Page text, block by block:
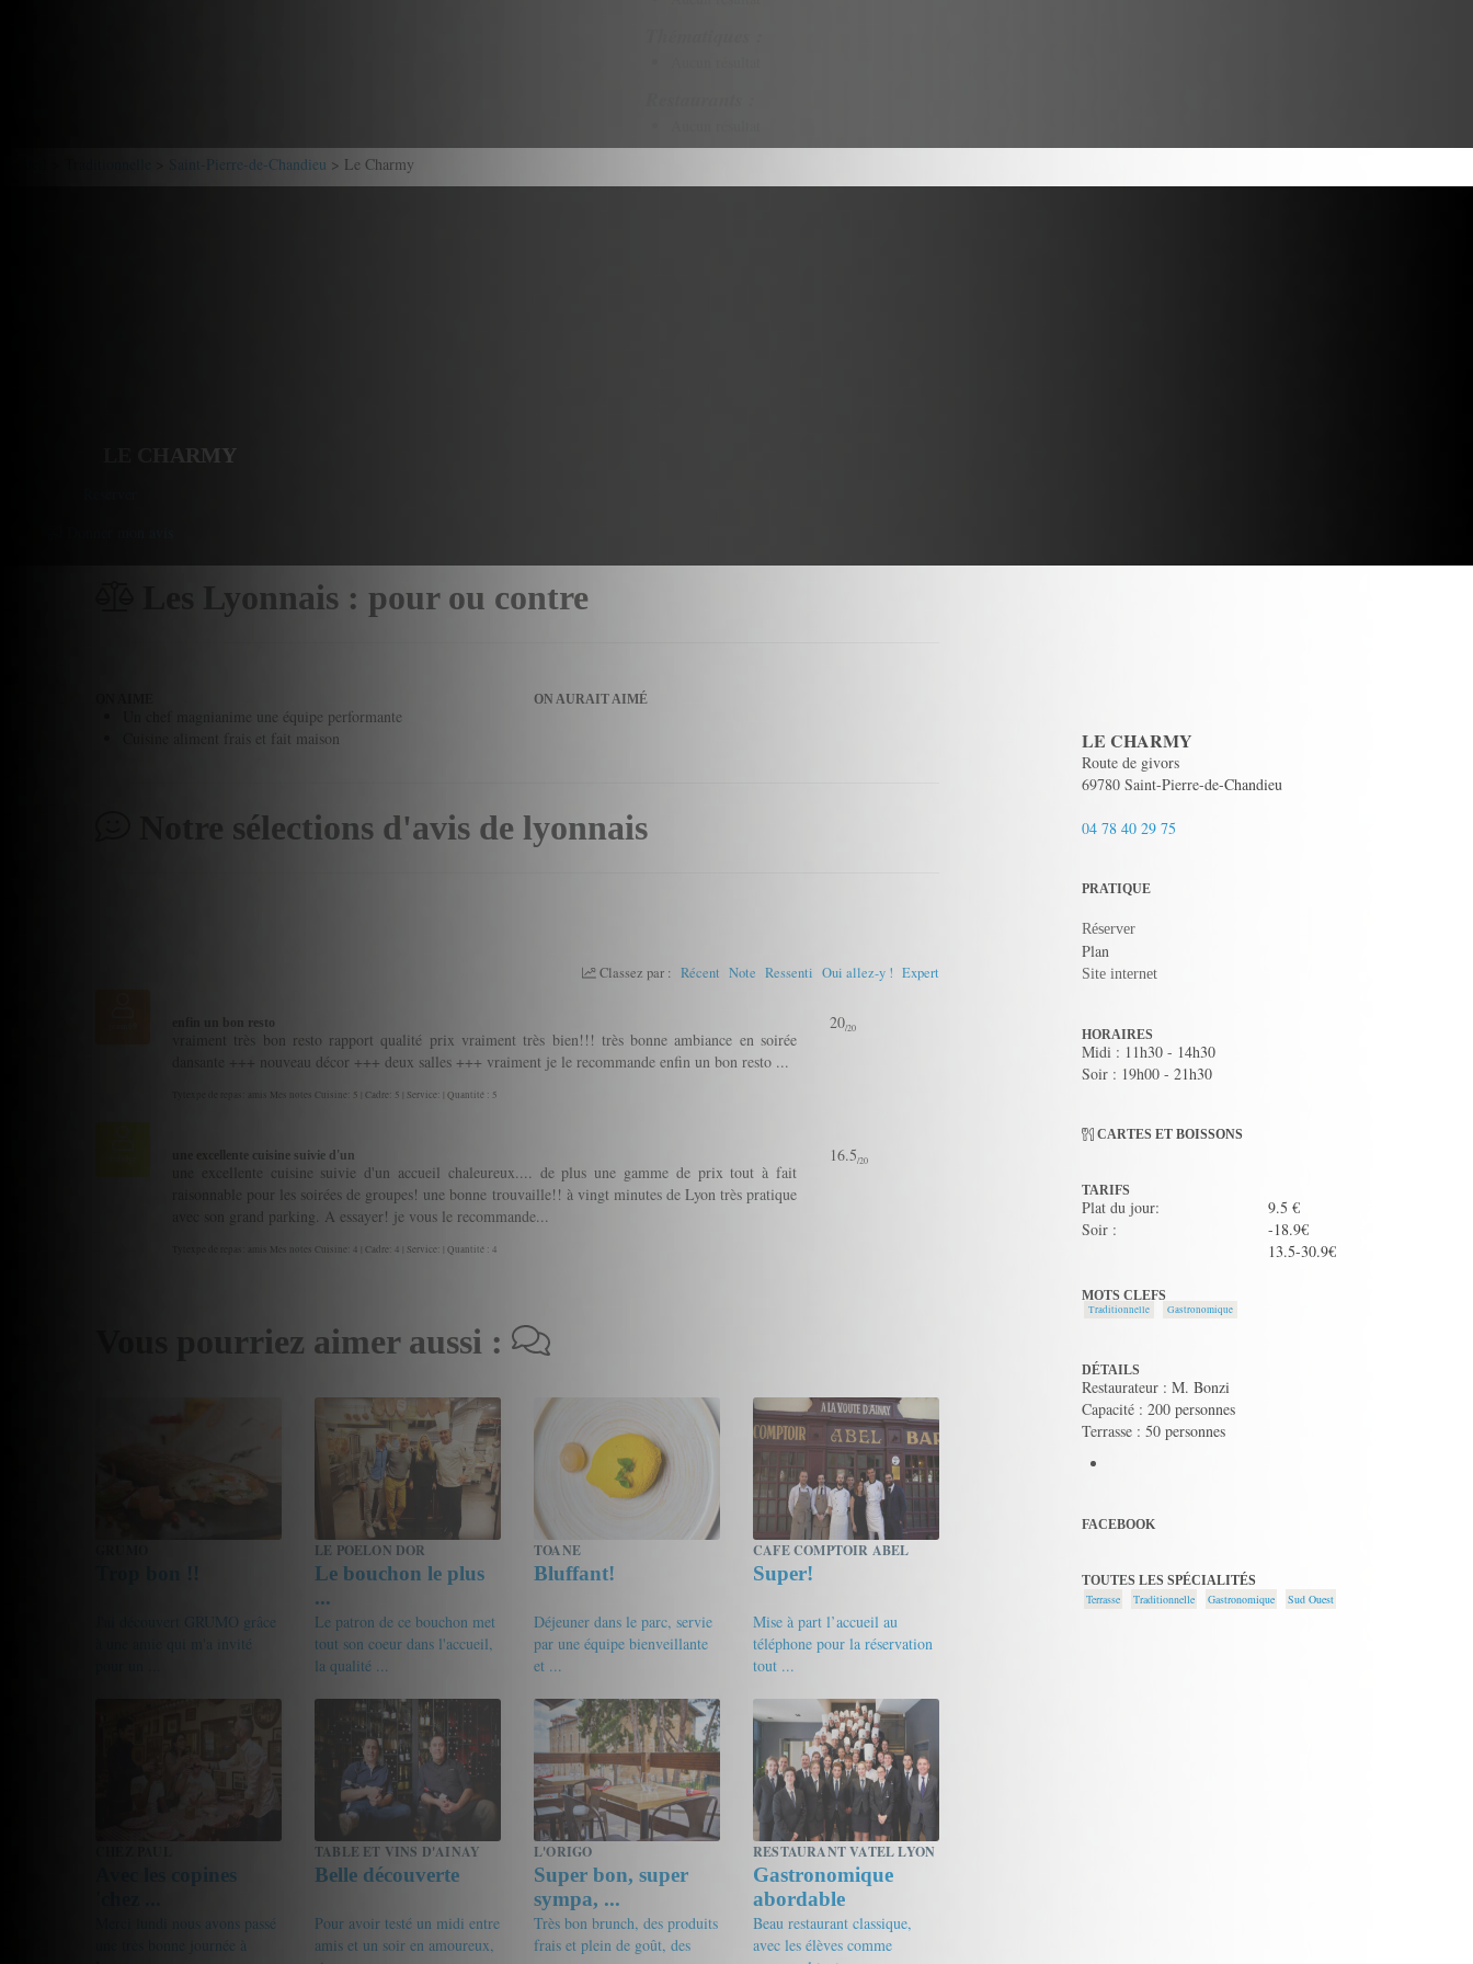
Saint-Pierre-de-Chandieu > Le Charmy
LE CHARMY
Les Lyonnais : pour ou contre
Un chef magnianime une équipe performante
Cuisine aliment frais et fait maison
ON AURAIT AIMÉ
Notre sélections d'avis de lyonnais
Classez par : Récent Note Ressenti Oui allez-y ! Expert
enfin un bon resto
vraiment très bon resto rapport qualité prix vraiment très bien!!! très bonne ambiance en soirée
dansante +++ nouveau décor +++ deux salles +++ vraiment je le recommande enfin un bon resto ...
Tytexpe de repas: amis Mes notes Cuisine: 5 | Cadre: 5 | Service: | Quantité : 5
20/20
une excellente cuisine suivie d'un
une excellente cuisine suivie d'un accueil chaleureux.... de plus une gamme de prix tout à fait
raisonnable pour les soirées de groupes! une bonne trouvaille!! à vingt minutes de Lyon très pratique
avec son grand parking. A essayer! je vous le recommande...
Tytexpe de repas: amis Mes notes Cuisine: 4 | Cadre: 4 | Service: | Quantité : 4
16.5/20
Vous pourriez aimer aussi :
Trop bon !!
J'ai découvert GRUMO grâce
à une amie qui m'a invité
LE POELON DOR
Le bouchon le plus
...
Le patron de ce bouchon met
tout son coeur dans l'accueil,
la qualité ...
TOANE
Bluffant!
Déjeuner dans le parc, servie
par une équipe bienveillante
et ...
CAFE COMPTOIR ABEL
Super!
Mise à part l’accueil au
téléphone pour la réservation
tout ...
Avec les copines
Merci lundi nous avons passé
une très bonne journée à
TABLE ET VINS D'AINAY
Belle découverte
Pour avoir testé un midi entre
amis et un soir en amoureux,
L'ORIGO
Super bon, super
sympa, ...
Très bon brunch, des produits
frais et plein de goût, des
RESTAURANT VATEL LYON
Gastronomique
abordable
Beau restaurant classique,
avec les élèves comme
LE CHARMY
Route de givors
69780 Saint-Pierre-de-Chandieu
04 78 40 29 75
PRATIQUE
Réserver
Plan
Site internet
HORAIRES
Midi : 11h30 - 14h30
Soir : 19h00 - 21h30
CARTES ET BOISSONS
TARIFS
Plat du jour:
Soir :
9.5 €
-18.9€
13.5-30.9€
MOTS CLEFS
Traditionnelle Gastronomique
DÉTAILS
Restaurateur : M. Bonzi
Capacité : 200 personnes
Terrasse : 50 personnes
FACEBOOK
TOUTES LES SPÉCIALITÉS
Terrasse
Traditionnelle Gastronomique Sud Ouest